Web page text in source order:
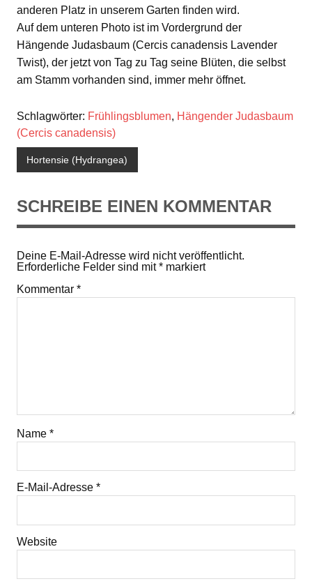
anderen Platz in unserem Garten finden wird.
Auf dem unteren Photo ist im Vordergrund der
Hängende Judasbaum (Cercis canadensis Lavender
Twist), der jetzt von Tag zu Tag seine Blüten, die selbst
am Stamm vorhanden sind, immer mehr öffnet.
Schlagwörter: Frühlingsblumen, Hängender Judasbaum
(Cercis canadensis)
Hortensie (Hydrangea)
SCHREIBE EINEN KOMMENTAR
Deine E-Mail-Adresse wird nicht veröffentlicht.
Erforderliche Felder sind mit* markiert
Kommentar *
Name *
E-Mail-Adresse *
Website